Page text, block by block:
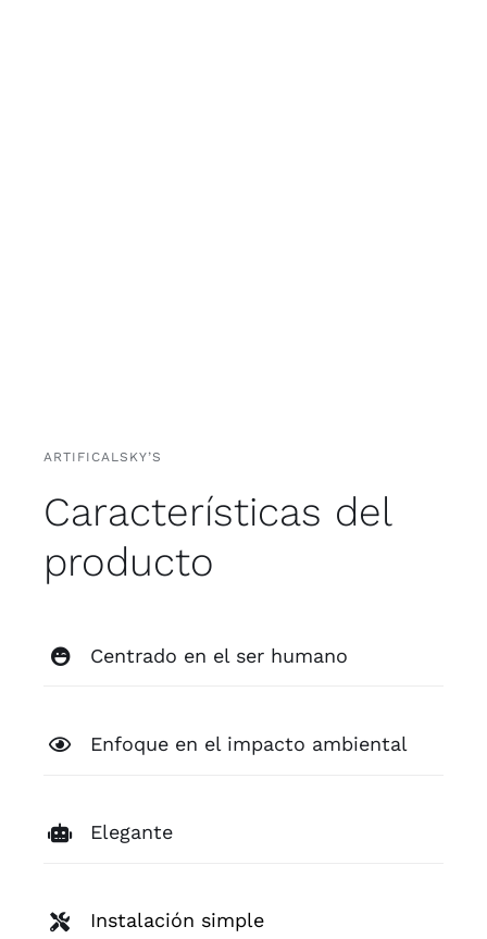
ARTIFICALSKY’S
Características del
producto
Centrado en el ser humano
Enfoque en el impacto ambiental
Elegante
Instalación simple